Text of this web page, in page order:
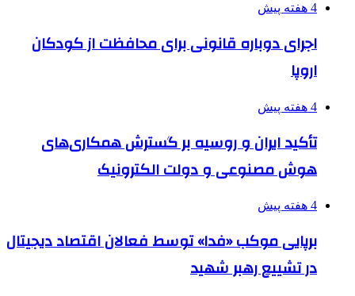
4 هفته پیش
اجرای دوباره قانونی برای محافظت از کودکان
اروپا
4 هفته پیش
تأکید ایران و روسیه بر گسترش همکاری‌های
هوش مصنوعی و دولت الکترونیک
4 هفته پیش
برپایی موکب «فدا» توسط فعالان اقتصاد دیجیتال
در تشییع رهبر شهید